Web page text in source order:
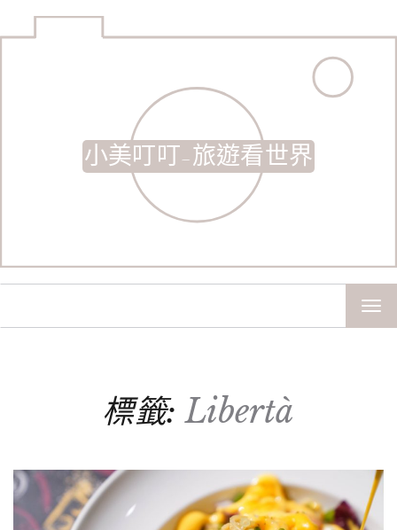
小美叮叮-旅遊看世界
標籤:Libertà